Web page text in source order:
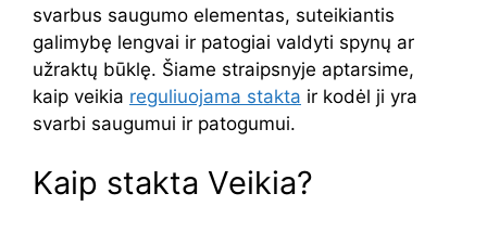
svarbus saugumo elementas, suteikiantis
galimybę lengvai ir patogiai valdyti spynų ar
užraktų būklę. Šiame straipsnyje aptarsime,
kaip veikia reguliuojama stakta ir kodėl ji yra
svarbi saugumui ir patogumui.
Kaip stakta Veikia?